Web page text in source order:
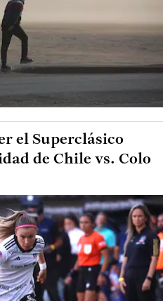
el Superclásico
de Chile vs. Colo